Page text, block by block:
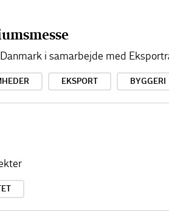
i samarbejde med
EKSPORT BYGGERI